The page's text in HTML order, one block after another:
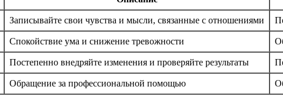
Записывайте свои чувства и мысли, связанные с отношениями
Спокойствие ума и снижение тревожности
Постепенно внедряйте изменения и проверяйте результаты
Обращение за профессиональной помощью